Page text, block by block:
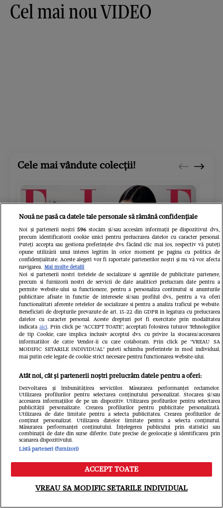
Cel mai nou VIDEO
Cele mai vândute colecții!
ELLE - ediția iulie/august 2026
39.99 RON
Cumpără acum
Urmărește-ne peGoogle News
Meniu Caută
Nouă ne pasă ca datele tale personale să rămână confidențiale
Noi și partenerii noștri 596stocăm și/sau accesăm informații pe dispozitivul dvs.,
precum identificatorii cookie unici pentru prelucrarea datelor cu caracter personal.
Puteți accepta sau gestiona preferințele dvs. făcând clic mai jos, respectiv vă puteți
opune utilizării unui interes legitim în orice moment pe pagina cu politica de
confidențialitate. Aceste alegeri vor fi raportate partenerilor noștri și nu vă vor afecta
navigarea. Mai multe detalii
Noi si partenerii nostri (retelele de socializare si agentiile de publicitate partenere,
precum si furnizorii nostri de servicii de date analitice) prelucram date pentru a
permite website-ului sa functioneze, pentru a personaliza continutul si anunturile
publicitare afisate in functie de interesele si/sau profilul dvs., pentru a va oferi
functionalitati aferente retelelor de socializare si pentru a analiza traficul pe website.
Beneficiati de drepturile prevazute de art. 15-22 din GDPR in legatura cu prelucrarea
datelor cu caracter personal. Aceste drepturi pot fi exercitate prin modalitatea
indicataaici. Prin click pe “ACCEPT TOATE”, acceptati folosirea tuturor Tehnologiilor
de tip Cookie, care implica inclusiv acceptul dvs. cu privire la stocarea/accesarea
informatiilor de catre Vendor-ii cu care colaboram. Prin click pe “VREAU SA
MODIFIC SETARILE INDIVIDUAL” puteti schimba preferintele in mod individual,
mai putin cele legate de cookie strict necesare pentru functionarea website-ului.
Atât noi, cât și partenerii noștri prelucrăm datele pentru a oferi:
Dezvoltarea și îmbunătățirea serviciilor. Măsurarea performanței reclamelor.
Utilizarea profilurilor pentru selectarea conținutului personalizat. Stocarea și/sau
accesarea informațiilor de pe un dispozitiv. Utilizarea profilurilor pentru selectarea
publicității personalizate. Crearea profilurilor pentru publicitate personalizată.
Utilizarea de date limitate pentru a selecta publicitatea. Crearea profilurilor de
conținut personalizat. Utilizarea datelor limitate pentru a selecta conținutul.
Măsurarea performanței conținutului. Înțelegerea publicului prin statistici sau
combinații de date din surse diferite. Date precise de geolocație și identificarea prin
scanarea dispozitivului.
Listă parteneri (furnizori)
ACCEPT TOATE
VREAU SA MODIFIC SETARILE INDIVIDUAL